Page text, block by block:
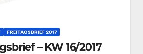
FREITAGSBRIEF 2017
– KW 16/2017